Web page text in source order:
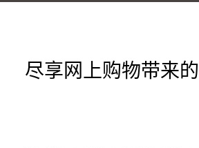
尽享网上购物带来